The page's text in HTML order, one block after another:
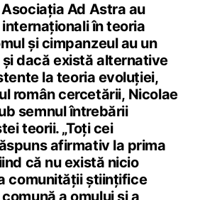
Ad Astra au
în teoria
și cimpanzeul au un
dacă există alternative
la teoria evoluției,
român cercetării, Nicolae
semnul întrebării
teorii. „Toți cei
afirmativ la prima
că nu există nicio
comunității științifice
a omului și a